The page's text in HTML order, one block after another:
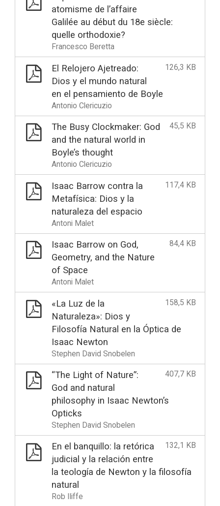
atomisme de l’affaire
Galilée au début du 18e siècle:
quelle orthodoxie?
Francesco Beretta
126,3 KB
El Relojero Ajetreado:
Dios y el mundo natural
en el pensamiento de Boyle
Antonio Clericuzio
45,5 KB
The Busy Clockmaker: God
and the natural world in
Boyle’s thought
Antonio Clericuzio
117,4 KB
Isaac Barrow contra la
Metafísica: Dios y la
naturaleza del espacio
Antoni Malet
84,4 KB
Isaac Barrow on God,
Geometry, and the Nature
of Space
Antoni Malet
158,5 KB
«La Luz de la
Naturaleza»: Dios y
Filosofía Natural en la Óptica de
Isaac Newton
Stephen David Snobelen
407,7 KB
“The Light of Nature”:
God and natural
philosophy in Isaac Newton’s
Opticks
Stephen David Snobelen
132,1 KB
En el banquillo: la retórica
judicial y la relación entre
la teología de Newton y la filosofía
natural
Rob Iliffe